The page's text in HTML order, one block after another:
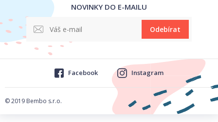
NOVINKY DO E-MAILU
Odebírat
© 2019 Bembo s.r.o.
Facebook Instagram